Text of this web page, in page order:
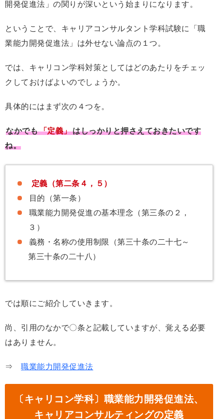
開発促進法」の関りが深いという始まりになります。
ということで、キャリアコンサルタント学科試験に「職
業能力開発促進法」は外せない論点の１つ。
では、キャリコン学科対策としてはどのあたりをチェッ
クしておけばよいのでしょうか。
具体的にはまず次の４つを。
なかでも「定義」はしっかりと押さえておきたいです
ね。
定義（第二条４，５）
目的（第一条）
職業能力開発促進の基本理念（第三条の２，
３）
義務・名称の使用制限（第三十条の二十七～
第三十条の二十八）
では順にご紹介していきます。
尚、引用のなかで〇条と記載していますが、覚える必要
はありません。
⇒ 職業能力開発促進法
〔キャリコン学科〕職業能力開発促進法、
キャリアコンサルティングの定義